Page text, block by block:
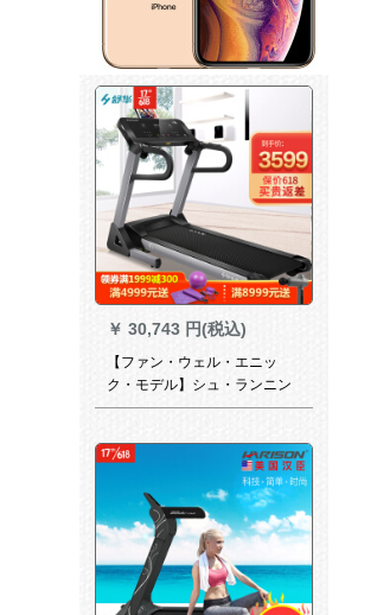
￥ 30,743 円(税込)
【ファン・ウェル・エニッ
ク・モデル】シュ・ランニン
グ・マンシンファミリー用E 6
イイスポーツスポーツ健康ア
プリコット室内フュートマシ
ンフュージョン